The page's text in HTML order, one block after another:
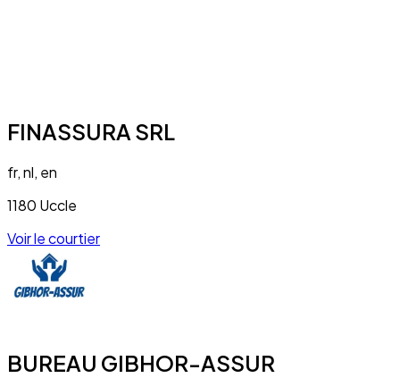
FINASSURA SRL
fr, nl, en
1180 Uccle
Voir le courtier
BUREAU GIBHOR-ASSUR